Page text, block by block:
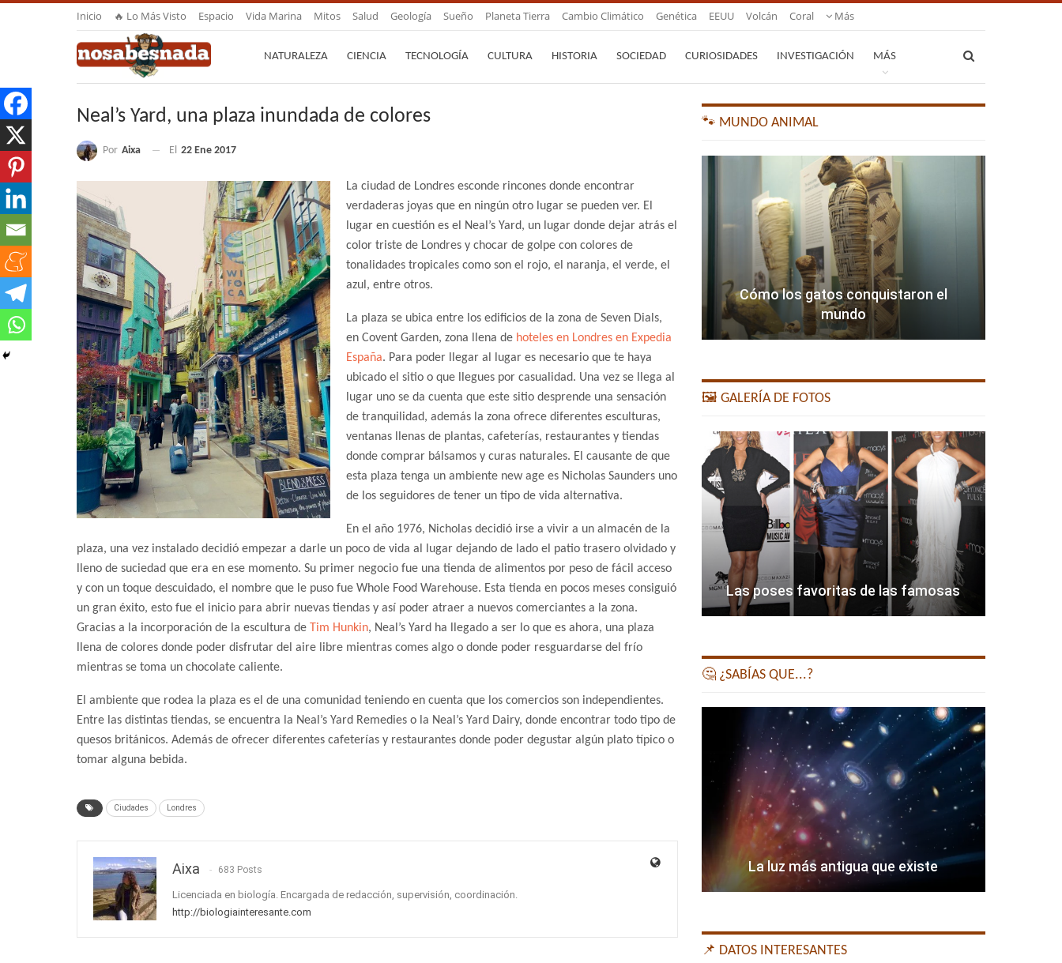
Inicio 🔥 Lo Más Visto Espacio Vida Marina Mitos Salud Geología Sueño Planeta Tierra Cambio Climático Genética EEUU Volcán Coral Más
NATURALEZA CIENCIA TECNOLOGÍA CULTURA HISTORIA SOCIEDAD CURIOSIDADES INVESTIGACIÓN MÁS
Neal’s Yard, una plaza inundada de colores
Por Aixa El 22 Ene 2017
La ciudad de Londres esconde rincones donde encontrar
verdaderas joyas que en ningún otro lugar se pueden ver. El
lugar en cuestión es el Neal’s Yard, un lugar donde dejar atrás el
color triste de Londres y chocar de golpe con colores de
tonalidades tropicales como son el rojo, el naranja, el verde, el
azul, entre otros.
La plaza se ubica entre los edificios de la zona de Seven Dials,
en Covent Garden, zona llena de hoteles en Londres en Expedia
España. Para poder llegar al lugar es necesario que te haya
ubicado el sitio o que llegues por casualidad. Una vez se llega al
lugar uno se da cuenta que este sitio desprende una sensación
de tranquilidad, además la zona ofrece diferentes esculturas,
ventanas llenas de plantas, cafeterías, restaurantes y tiendas
donde comprar bálsamos y curas naturales. El causante de que
esta plaza tenga un ambiente new age es Nicholas Saunders uno
de los seguidores de tener un tipo de vida alternativa.
En el año 1976, Nicholas decidió irse a vivir a un almacén de la
plaza, una vez instalado decidió empezar a darle un poco de vida al lugar dejando de lado el patio trasero olvidado y
lleno de suciedad que era en ese momento. Su primer negocio fue una tienda de alimentos por peso de fácil acceso
y con un toque descuidado, el nombre que le puso fue Whole Food Warehouse. Esta tienda en pocos meses consiguió
un gran éxito, esto fue el inicio para abrir nuevas tiendas y así poder atraer a nuevos comerciantes a la zona.
Gracias a la incorporación de la escultura de Tim Hunkin, Neal’s Yard ha llegado a ser lo que es ahora, una plaza
llena de colores donde poder disfrutar del aire libre mientras comes algo o donde poder resguardarse del frío
mientras se toma un chocolate caliente.
El ambiente que rodea la plaza es el de una comunidad teniendo en cuenta que los comercios son independientes.
Entre las distintas tiendas, se encuentra la Neal’s Yard Remedies o la Neal’s Yard Dairy, donde encontrar todo tipo de
quesos británicos. Además de ofrecer diferentes cafeterías y restaurantes donde poder degustar algún plato típico o
tomar alguna bebida.
Ciudades Londres
Aixa 683 Posts
Licenciada en biología. Encargada de redacción, supervisión, coordinación.
http://biologiainteresante.com
🐾 MUNDO ANIMAL
Cómo los gatos conquistaron el
mundo
🖼️ GALERÍA DE FOTOS
Las poses favoritas de las famosas
🤔 ¿SABÍAS QUE...?
La luz más antigua que existe
📌 DATOS INTERESANTES